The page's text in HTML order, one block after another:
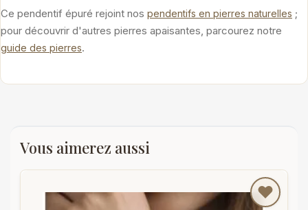
Ce pendentif épuré rejoint nos pendentifs en pierres naturelles ;
pour découvrir d'autres pierres apaisantes, parcourez notre
guide des pierres.
Vous aimerez aussi